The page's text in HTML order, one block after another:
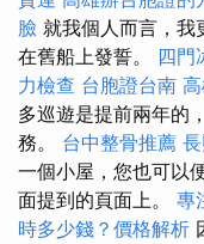
臉 就我個人而言，我
在舊船上發誓。 四門
力檢查 台胞證台南
多巡遊是提前兩年的
務。 台中整骨推薦
一個小屋，您也可以
面提到的頁面上。 專
時多少錢？價格解析